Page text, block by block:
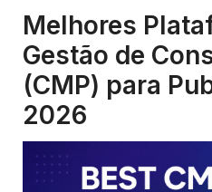
Melhores
Gestão de
(CMP) para
2026